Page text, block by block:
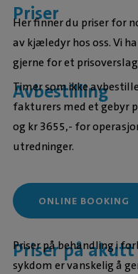
Priser
Her finner du priser for
av kjæledyr hos oss. Vi
gjerne for et
Avbestilling
Timer som ikke
fakturers med et gebyr
og kr 3655,- for
utredninger.
ONLINE BOOKING
Priser på
Priser på behandling i
sykdom er vanskelig å